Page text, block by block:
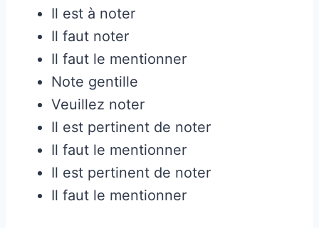
Il est à noter
Il faut noter
Il faut le mentionner
Note gentille
Veuillez noter
Il est pertinent de noter
Il faut le mentionner
Il est pertinent de noter
Il faut le mentionner